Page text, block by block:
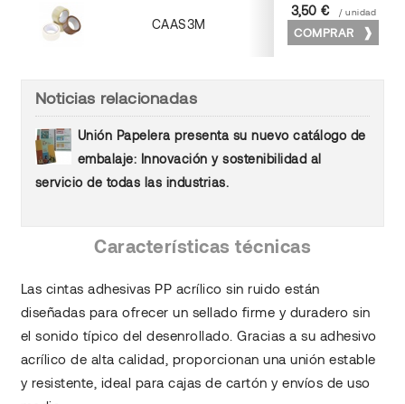
CAAS3M
Marrón
3,50 € / unidad
COMPRAR
Noticias relacionadas
Unión Papelera presenta su nuevo catálogo de
embalaje: Innovación y sostenibilidad al
servicio de todas las industrias.
Características técnicas
Las cintas adhesivas PP acrílico sin ruido están
diseñadas para ofrecer un sellado firme y duradero sin
el sonido típico del desenrollado. Gracias a su adhesivo
acrílico de alta calidad, proporcionan una unión estable
y resistente, ideal para cajas de cartón y envíos de uso